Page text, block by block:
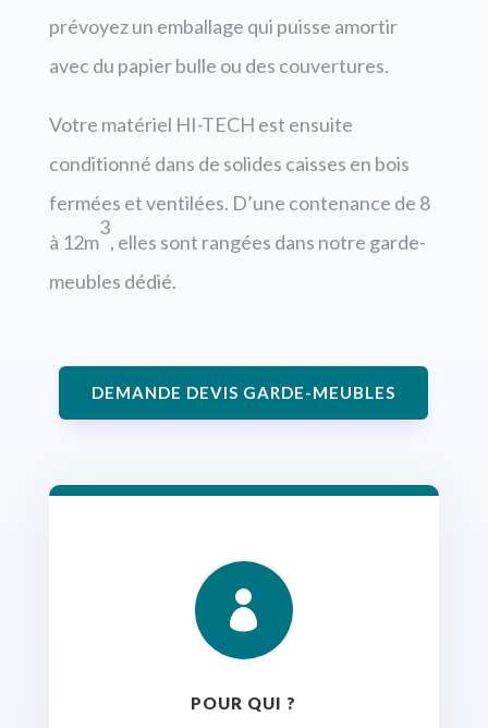
prévoyez un emballage qui puisse amortir
avec du papier bulle ou des couvertures.
Votre matériel HI-TECH est ensuite
conditionné dans de solides caisses en bois
fermées et ventilées. D’une contenance de 8
à 12m
3
, elles sont rangées dans notre garde-
meubles dédié.
DEMANDE DEVIS GARDE-MEUBLES

POUR QUI ?